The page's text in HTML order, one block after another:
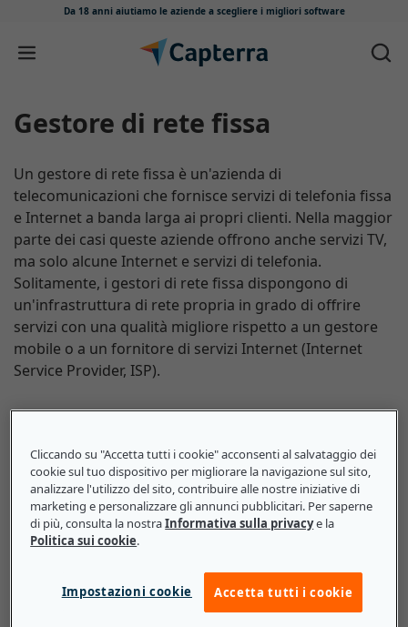
Da 18 anni aiutiamo le aziende a scegliere i migliori software
Salta e vai al contenuto
Gestore di rete fissa
Un gestore di rete fissa è un'azienda di
telecomunicazioni che fornisce servizi di telefonia fissa
e Internet a banda larga ai propri clienti. Nella maggior
parte dei casi queste aziende offrono anche servizi TV,
ma solo alcune Internet e servizi di telefonia.
Solitamente, i gestori di rete fissa dispongono di
un'infrastruttura di rete propria in grado di offrire
servizi con una qualità migliore rispetto a un gestore
mobile o a un fornitore di servizi Internet (Internet
Service Provider, ISP).
Gestore di rete fissa: ecco cosa
devono sapere le piccole e medie
imprese
voce e dati rispetto ad altri fornitori, le piccole
imprese possono trarre vantaggio dall'utilizzo di
Cliccando su "Accetta tutti i cookie" acconsenti al salvataggio dei
cookie sul tuo dispositivo per migliorare la navigazione sul sito,
analizzare l'utilizzo del sito, contribuire alle nostre iniziative di
marketing e personalizzare gli annunci pubblicitari. Per saperne
di più, consulta la nostraInformativa sulla privacye la
Politica sui cookie.
Impostazioni cookie Accetta tutti i cookie